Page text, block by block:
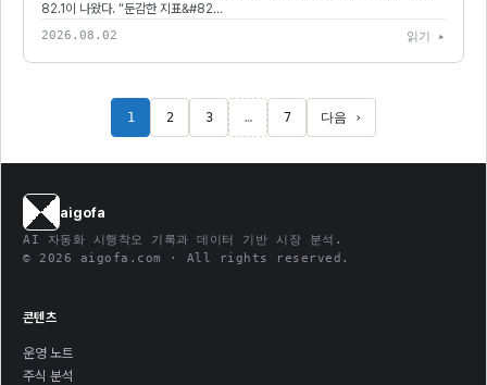
82.1이 나왔다. “둔감한 지표&#82…
2026.08.02 읽기 ▸
1 2 3 … 7 다음 ›
aigofa
AI 자동화 시행착오 기록과 데이터 기반 시장 분석.
© 2026 aigofa.com · All rights reserved.
콘텐츠
운영 노트
주식 분석